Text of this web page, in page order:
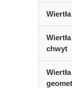
Wiertła
Wiertła
chwyt
Wiertła